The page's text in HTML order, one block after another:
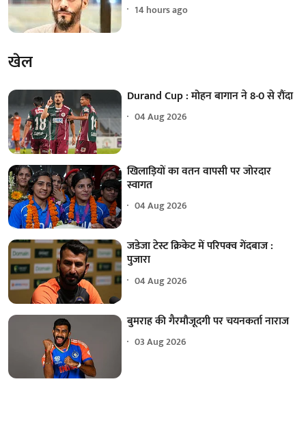
14 hours ago
खेल
Durand Cup : मोहन बागान ने 8-0 से रौंदा
04 Aug 2026
खिलाड़ियों का वतन वापसी पर जोरदार
स्वागत
04 Aug 2026
जडेजा टेस्ट क्रिकेट में परिपक्व गेंदबाज :
पुजारा
04 Aug 2026
बुमराह की गैरमौजूदगी पर चयनकर्ता नाराज
03 Aug 2026